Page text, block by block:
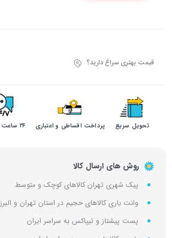
قیمت بهتری سراغ دارید؟
تحویل سریع پرداخت اقساطی و اعتباری ۲۴ ساعت ضمانت
روش های ارسال کالا
پیک شهری تهران کالاهای کوچک و متوسط
وانت باری کالاهای حجیم در استان تهران و البرز
پست پیشتاز و تیپاکس به سراسر ایران